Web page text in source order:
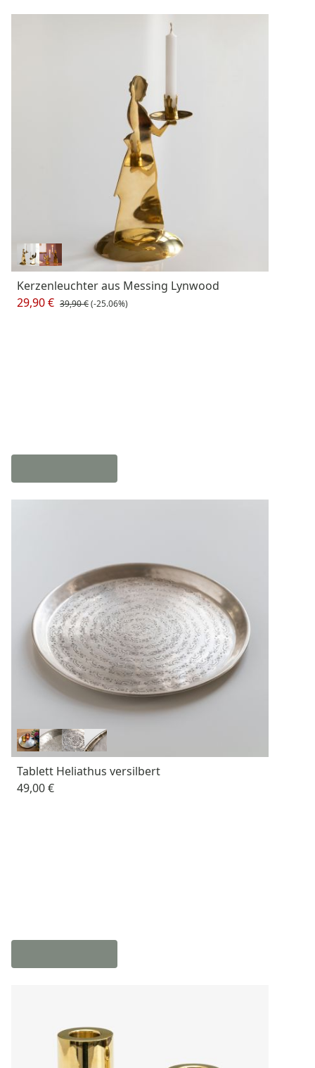
Kerzenleuchter aus Messing Lynwood
29,90 € 39,90 €(-25.06%)
Tablett Heliathus versilbert
49,00 €